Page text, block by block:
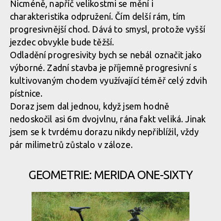
Všechny se vyznačují nízkým rámem a liší se především jeho
délkou
Všechny se vyznačují nízkým rámem a liší se především jeho
délkou
Všechny se vyznačují nízkým rámem a liší se především jeho
délkou
Všechny se vyznačují nízkým rámem a liší se především jeho
délkou
Merida OneSixty je nabízena v pěti velikostech
Merida OneSixty je nabízena v pěti velikostech
Merida OneSixty je nabízena v pěti velikostech
Merida OneSixty je nabízena v pěti velikostech
Merida OneSixty je nabízena v pěti velikostech
Nicméně, napříč velikostmi se mění i
charakteristika odpružení. Čím delší rám, tím
progresivnější chod. Dává to smysl, protože vyšší
jezdec obvykle bude těžší.
Odladění progresivity bych se nebál označit jako
výborné. Zadní stavba je příjemně progresivní s
kultivovaným chodem využívající téměř celý zdvih
pístnice.
Doraz jsem dal jednou, když jsem hodně
nedoskočil asi 6m dvojvlnu, rána fakt veliká. Jinak
jsem se k tvrdému dorazu nikdy nepřiblížil, vždy
pár milimetrů zůstalo v záloze.